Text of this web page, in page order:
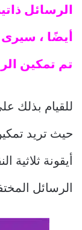
الرسائل
أيضًا ،
تم تمكين
حيث تريد
أيقونة ثلاثية
الرسائل